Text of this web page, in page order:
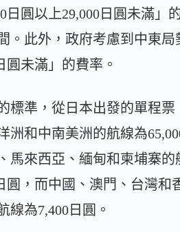
日圓以上29,000日圓未滿
。此外，政府考慮到中東
圓未滿」的費率。
標準，從日本出發的單程
洲和中南美洲的航線為
馬來西亞、緬甸和柬埔寨
圓，而中國、澳門、台灣
線為7,400日圓。